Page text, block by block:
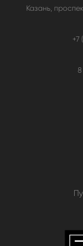
Казань,
+7